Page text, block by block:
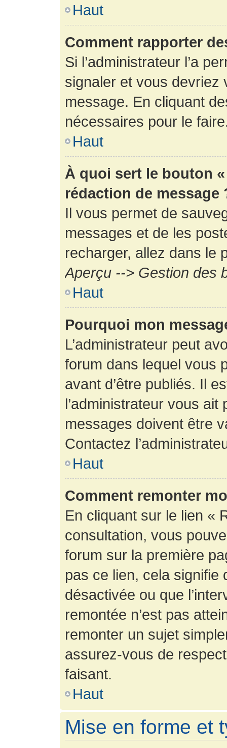
Haut
Comment rapporter
Si l’administrateur l’a
signaler et vous devriez
message. En cliquant
nécessaires pour le
Haut
À quoi sert le bouton
rédaction de message
Il vous permet de
messages et de les
recharger, allez dans le
Aperçu --> Gestion des
Haut
Pourquoi mon
L’administrateur peut
forum dans lequel vous
avant d’être publiés. Il
l’administrateur vous
messages doivent être
Contactez
Haut
Comment remonter
En cliquant sur le lien «
consultation, vous
forum sur la première
pas ce lien, cela signifie
désactivée ou que
remontée n’est pas
remonter un sujet
assurez-vous de
faisant.
Haut
Mise en forme et